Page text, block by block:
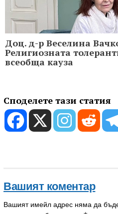
Доц. д-р Веселина
Религиозната
всеобща кауза
Споделете тази статия
Вашият коментар
Вашият имейл адрес няма да бъде